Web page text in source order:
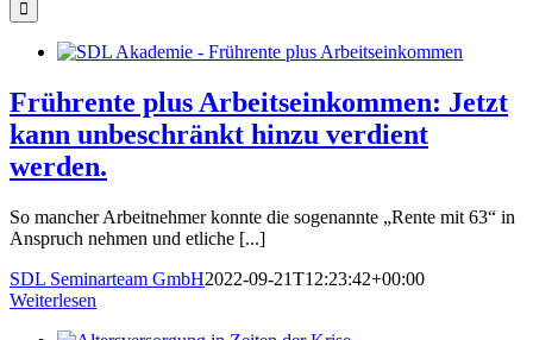
Frührente plus Arbeitseinkommen: Jetzt
kann unbeschränkt hinzu verdient
werden.
So mancher Arbeitnehmer konnte die sogenannte „Rente mit 63“ in
Anspruch nehmen und etliche [...]
SDL Seminarteam GmbH2022-09-21T12:23:42+00:00
Weiterlesen